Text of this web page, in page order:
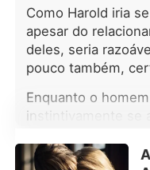
Como Harold iria
apesar do
deles, seria
pouco também,
Enquanto o
instintivamente se
"Harold!"